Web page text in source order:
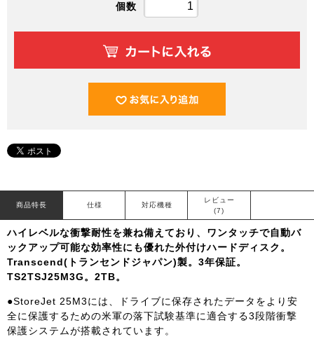
個数
商品特長 仕様 対応機種
レビュー
(7)
ハイレベルな衝撃耐性を兼ね備えており、ワンタッチで自動バ
ックアップ可能な効率性にも優れた外付けハードディスク。
Transcend(トランセンドジャパン)製。3年保証。
TS2TSJ25M3G。2TB。
●StoreJet 25M3には、ドライブに保存されたデータをより安
全に保護するための米軍の落下試験基準に適合する3段階衝撃
保護システムが搭載されています。